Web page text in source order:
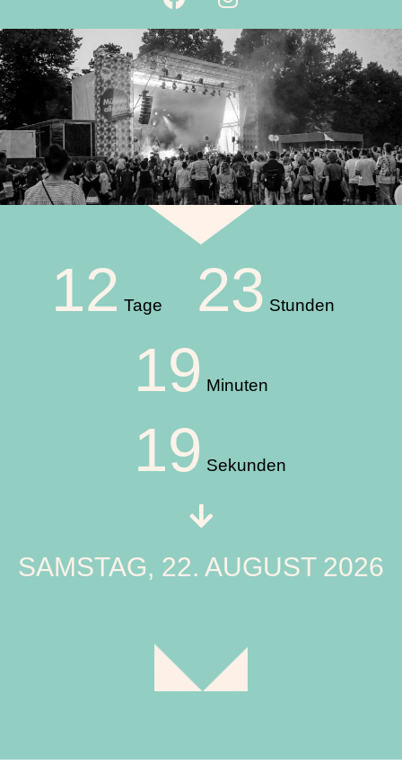
12 Tage 23 Stunden
19 Minuten
18 Sekunden
SAMSTAG, 22. AUGUST 2026